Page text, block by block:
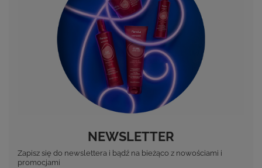
NEWSLETTER
Zapisz się do newslettera i bądź na bieżąco z nowościami i
promocjami